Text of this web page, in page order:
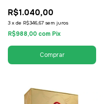
Feminino
R$1.040,00
3 x de R$346,67 sem juros
R$988,00 com Pix